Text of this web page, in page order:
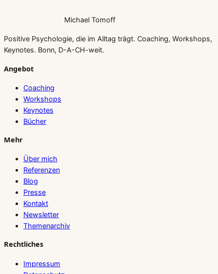
Michael Tomoff
Positive Psychologie, die im Alltag trägt. Coaching, Workshops,
Keynotes. Bonn, D-A-CH-weit.
Angebot
Coaching
Workshops
Keynotes
Bücher
Mehr
Über mich
Referenzen
Blog
Presse
Kontakt
Newsletter
Themenarchiv
Rechtliches
Impressum